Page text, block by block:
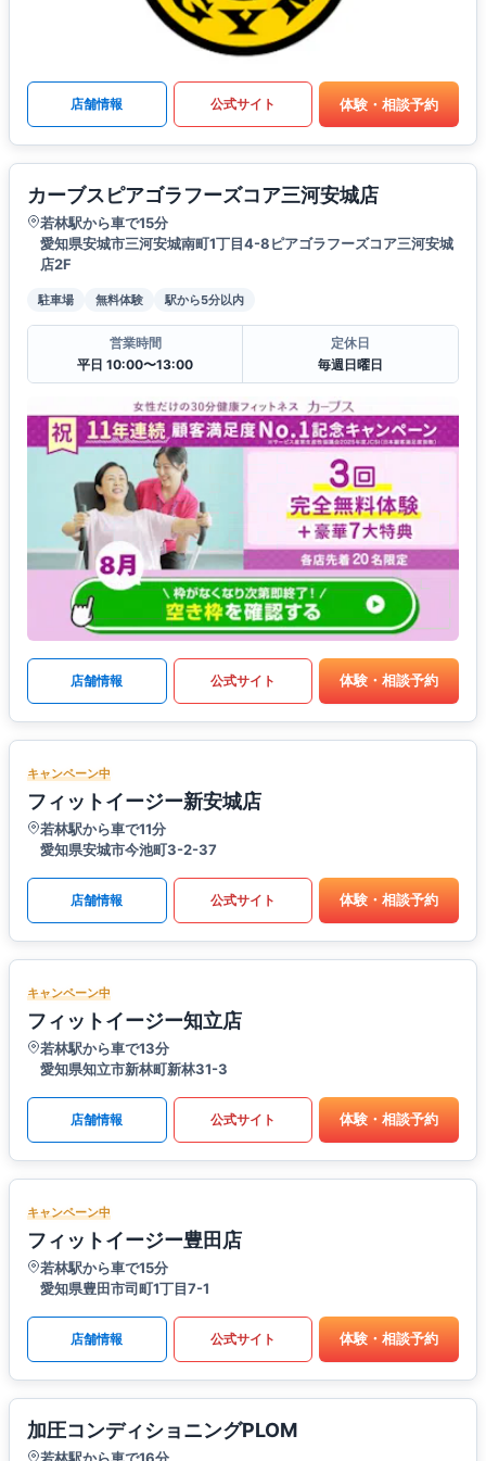
店舗情報 公式サイト 体験・相談予約
カーブスピアゴラフーズコア三河安城店
若林駅から車で15分
愛知県安城市三河安城南町1丁目4-8ピアゴラフーズコア三河安城
店2F
駐車場 無料体験 駅から5分以内
営業時間
平日 10:00〜13:00
定休日
毎週日曜日
店舗情報 公式サイト 体験・相談予約
キャンペーン中
フィットイージー新安城店
若林駅から車で11分
愛知県安城市今池町3-2-37
店舗情報 公式サイト 体験・相談予約
キャンペーン中
フィットイージー知立店
若林駅から車で13分
愛知県知立市新林町新林31-3
店舗情報 公式サイト 体験・相談予約
キャンペーン中
フィットイージー豊田店
若林駅から車で15分
愛知県豊田市司町1丁目7-1
店舗情報 公式サイト 体験・相談予約
加圧コンディショニングPLOM